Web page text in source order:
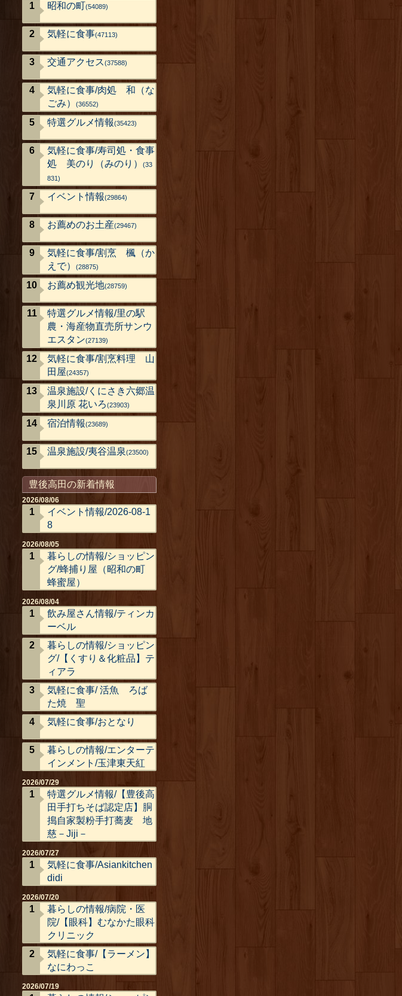
昭和の町(54089)
気軽に食事(47113)
交通アクセス(37588)
気軽に食事/肉処 和（な
ごみ）
(36552)
特選グルメ情報(35423)
気軽に食事/寿司処・食事
処 美のり（みのり）
(33
831)
イベント情報(29864)
お薦めのお土産(29467)
気軽に食事/割烹 楓（か
えで）
(28875)
お薦め観光地(28759)
特選グルメ情報/里の駅
農・海産物直売所サンウ
エスタン(27139)
気軽に食事/割烹料理 山
田屋(24357)
温泉施設/くにさき六郷温
泉川原 花いろ(23903)
宿泊情報(23689)
温泉施設/夷谷温泉(23500)
豊後高田の新着情報
2026/08/06
イベント情報/2026-08-1
8
2026/08/05
暮らしの情報/ショッピン
グ/蜂捕り屋（昭和の町
蜂蜜屋）
2026/08/04
飲み屋さん情報/ティンカ
ーベル
暮らしの情報/ショッピン
グ/【くすり＆化粧品】テ
ィアラ
気軽に食事/ 活魚 ろば
た焼 聖
気軽に食事/おとなり
暮らしの情報/エンターテ
インメント/玉津東天紅
2026/07/29
特選グルメ情報/【豊後高
田手打ちそば認定店】胴
搗自家製粉手打蕎麦 地
慈－Jiji－
2026/07/27
気軽に食事/Asiankitchen
didi
2026/07/20
暮らしの情報/病院・医
院/【眼科】むなかた眼科
クリニック
気軽に食事/【ラーメン】
なにわっこ
2026/07/19